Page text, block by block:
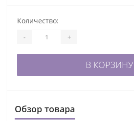
Количество:
- +
В КОРЗИНУ
Обзор товара